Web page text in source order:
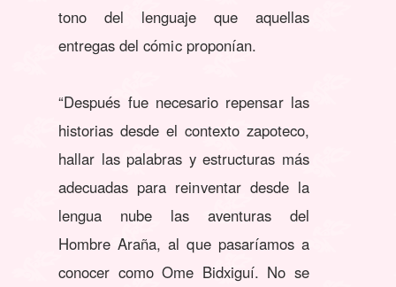
tono del lenguaje que aquellas
entregas del cómic proponían.
“Después fue necesario repensar las
historias desde el contexto zapoteco,
hallar las palabras y estructuras más
adecuadas para reinventar desde la
lengua nube las aventuras del
Hombre Araña, al que pasaríamos a
conocer como Ome Bidxiguí. No se